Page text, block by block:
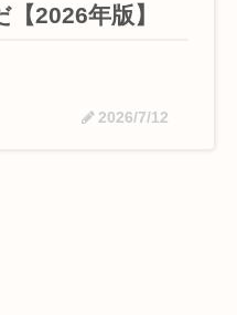
2026年版】
2026/7/12